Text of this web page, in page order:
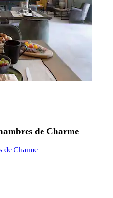
de Charme
de Charme